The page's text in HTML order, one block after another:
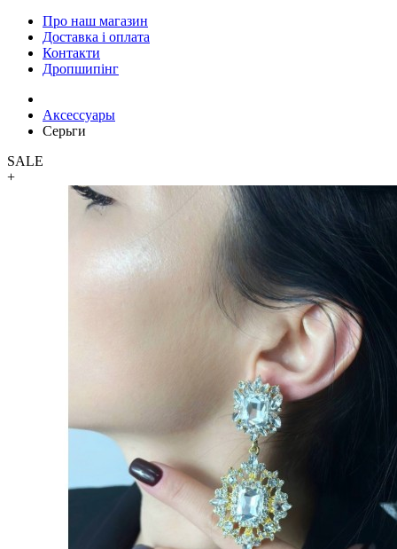
Про наш магазин
Доставка і оплата
Контакти
Дропшипінг
Аксессуары
Серьги
SALE
+